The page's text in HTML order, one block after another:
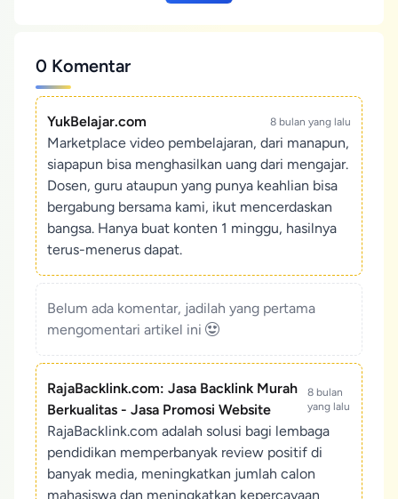
0 Komentar
YukBelajar.com 8 bulan yang lalu
Marketplace video pembelajaran, dari manapun,
siapapun bisa menghasilkan uang dari mengajar.
Dosen, guru ataupun yang punya keahlian bisa
bergabung bersama kami, ikut mencerdaskan
bangsa. Hanya buat konten 1 minggu, hasilnya
terus-menerus dapat.
Belum ada komentar, jadilah yang pertama
mengomentari artikel ini
RajaBacklink.com: Jasa Backlink Murah
Berkualitas - Jasa Promosi Website
8 bulan
yang lalu
RajaBacklink.com adalah solusi bagi lembaga
pendidikan memperbanyak review positif di
banyak media, meningkatkan jumlah calon
mahasiswa dan meningkatkan kepercayaan